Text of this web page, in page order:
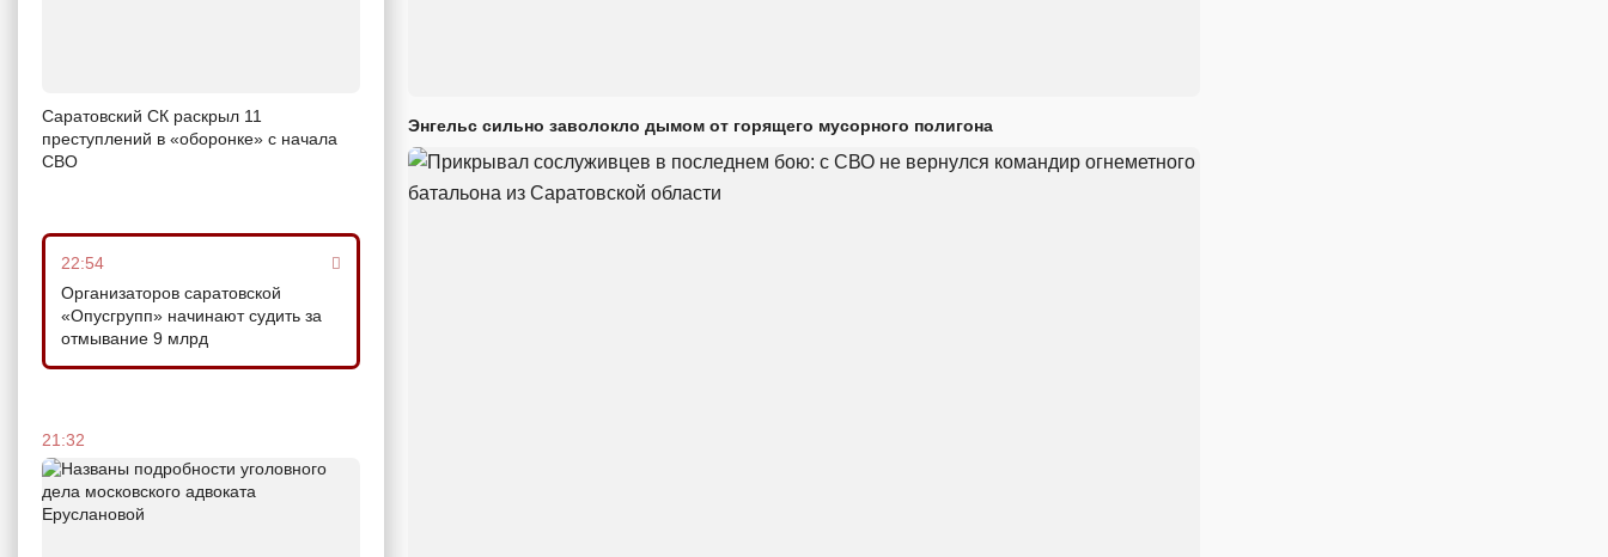
Саратовский СК раскрыл 11
преступлений в «оборонке» с начала
СВО
22:54
Организаторов саратовской
«Опусгрупп» начинают судить за
отмывание 9 млрд
21:32
Энгельс сильно заволокло дымом от горящего мусорного полигона